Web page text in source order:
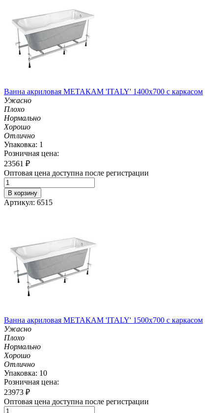
Ванна акриловая МЕТАКАМ 'ITALY' 1400х700 с каркасом
Ужасно
Плохо
Нормально
Хорошо
Отлично
Упаковка: 1
Розничная цена:
23561 ₽
Оптовая цена доступна после регистрации
В корзину
Артикул: 6515
Ванна акриловая МЕТАКАМ 'ITALY' 1500х700 с каркасом
Ужасно
Плохо
Нормально
Хорошо
Отлично
Упаковка: 10
Розничная цена:
23973 ₽
Оптовая цена доступна после регистрации